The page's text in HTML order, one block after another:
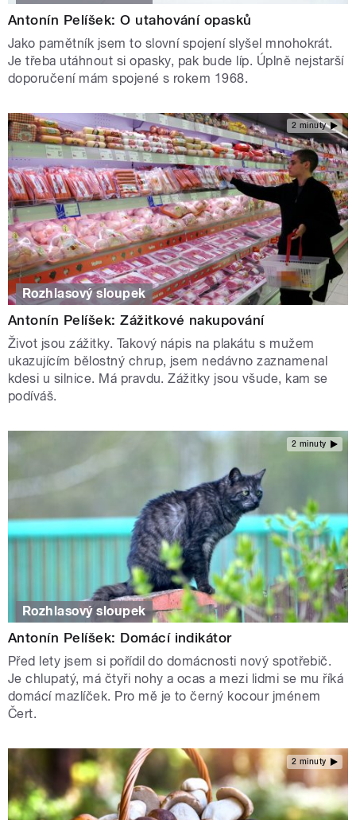
Antonín Pelíšek: O utahování opasků
Jako pamětník jsem to slovní spojení slyšel mnohokrát.
Je třeba utáhnout si opasky, pak bude líp. Úplně nejstarší
doporučení mám spojené s rokem 1968.
2 minuty
Rozhlasový sloupek
Antonín Pelíšek: Zážitkové nakupování
Život jsou zážitky. Takový nápis na plakátu s mužem
ukazujícím bělostný chrup, jsem nedávno zaznamenal
kdesi u silnice. Má pravdu. Zážitky jsou všude, kam se
podíváš.
2 minuty
Rozhlasový sloupek
Antonín Pelíšek: Domácí indikátor
Před lety jsem si pořídil do domácnosti nový spotřebič.
Je chlupatý, má čtyři nohy a ocas a mezi lidmi se mu říká
domácí mazlíček. Pro mě je to černý kocour jménem
Čert.
2 minuty